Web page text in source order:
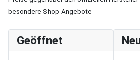
besondere Shop-Angebote
Geöffnet